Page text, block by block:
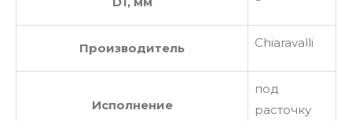
Производитель Chiaravalli
Исполнение
под
расточку